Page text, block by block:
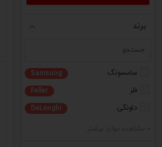
برند
سامسونگ Samsung
فلر Feller
دلونگی DeLonghi